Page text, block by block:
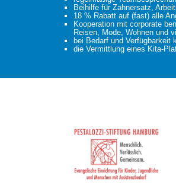
Beihilfe für Zahnersatz,
18 % Rabatt auf (fast) alle
Kooperation mit corporate
Reisen, Mode, Wohnen und
bei Bedarf und Verfügbarkeit
die Vermittlung eines Kita-